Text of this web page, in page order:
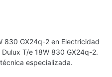
830 GX24q-2 en Electricidad
T/e 18W 830 GX24q-2.
especializada.